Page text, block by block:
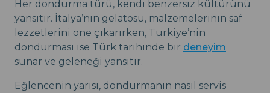
Her dondurma türü, kendi benzersiz kültürünü
yansıtır. İtalya’nın gelatosu, malzemelerinin saf
lezzetlerini öne çıkarırken, Türkiye’nin
dondurması ise Türk tarihinde bir deneyim
sunar ve geleneği yansıtır.
Eğlencenin yarısı, dondurmanın nasıl servis